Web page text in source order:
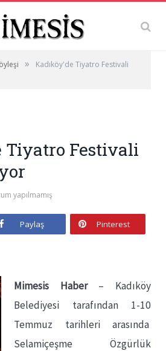
»
Kadıköy'de Tiyatro Festivali
Tiyatro Festivali
yapılmamış
Paylaş Pinterest
Mimesis Haber– Kadıköy
Belediyesi tarafından 1-10
Temmuz tarihleri arasında
Selamiçeşme Özgürlük